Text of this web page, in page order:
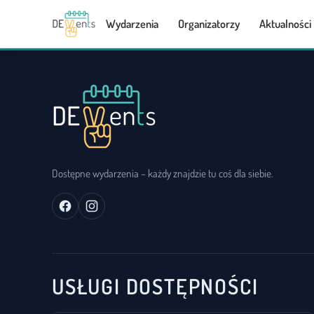
Wydarzenia Organizatorzy Aktualności
Dostępne wydarzenia – każdy znajdzie tu coś dla siebie.
USŁUGI DOSTĘPNOŚCI